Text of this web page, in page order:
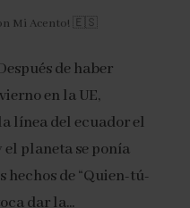
Mi Acento! 🇪🇸
de haber
en la UE,
línea del ecuador el
planeta se ponía
de “Quien-tú-
dar la...